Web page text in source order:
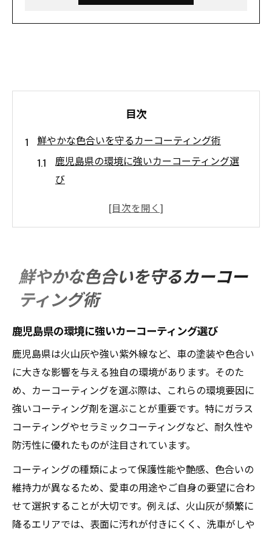
目次
鮮やかな色合いを守るカーコーティング術
鹿児島県の環境に強いカーコーティング選
び
火山灰から塗装を守る色合い重視の施工法
愛車の色合いを活かすプロのカーコーティ
ング術
カーコーティングで保つ愛車の艶やかさ
色合い持続のためのメンテナンス習慣
火山灰対策に欠かせない洗車とケア方法
鹿児島県で選ぶ信頼のカーコーティング技
術
輝きを守る日常のお手入れポイント
カーコーティングで色褪せ対策を万全に
カーコーティングが色褪せを防ぐ理由
鹿児島県特有の外的要因とその影響
火山灰のダメージから塗装を守る方法
鮮やかな色合いを守るカーコー
ティング術
鹿児島県の環境に強いカーコーティング選び
鹿児島県は火山灰や強い紫外線など、車の塗装や色合い
に大きな影響を与える独自の環境があります。そのた
め、カーコーティングを選ぶ際は、これらの環境要因に
強いコーティング剤を選ぶことが重要です。特にガラス
コーティングやセラミックコーティングなど、耐久性や
防汚性に優れたものが注目されています。
コーティングの種類によって保護性能や艶感、色合いの
維持力が異なるため、愛車の用途やご自身の要望に合わ
せて選択することが大切です。例えば、火山灰が頻繁に
降るエリアでは、表面に汚れが付きにくく、洗車がしや